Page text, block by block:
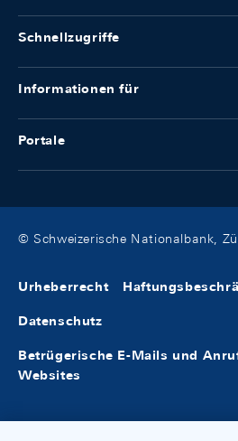
Schnellzugriffe
Informationen für
Portale
© Schweizerische Nationalbank,
Urheberrecht
Datenschutz
Betrügerische E-Mails und
Websites